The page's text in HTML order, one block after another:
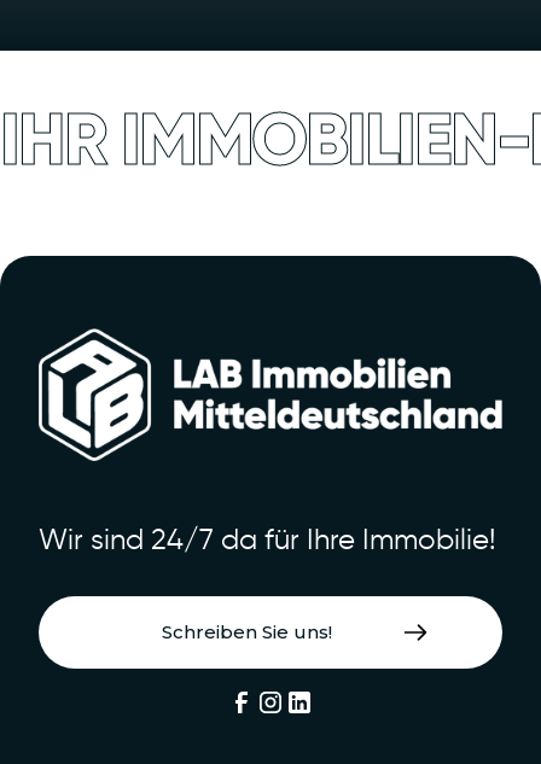
IHR IMMOBILIEN-
Wir sind 24/7 da für Ihre Immobilie!
Schreiben Sie uns!